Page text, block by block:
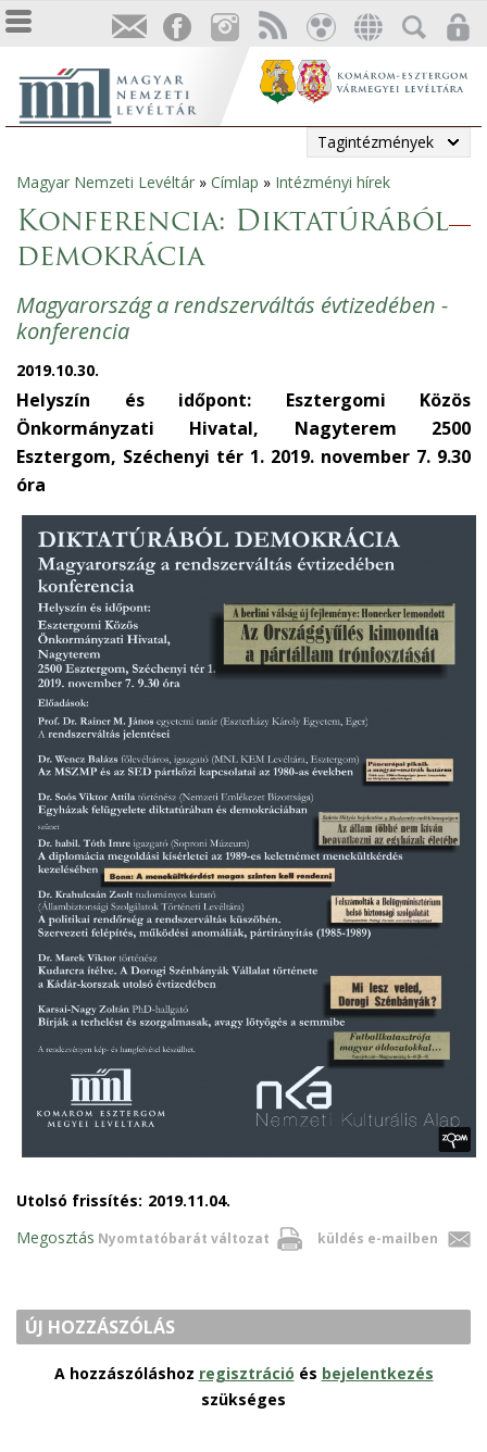
Tagintézmények
Jelenlegi
hely
Magyar Nemzeti Levéltár » Címlap » Intézményi hírek
Konferencia: Diktatúrából
demokrácia
Magyarország a rendszerváltás évtizedében -
konferencia
2019.10.30.
Helyszín és időpont: Esztergomi Közös
Önkormányzati Hivatal, Nagyterem 2500
Esztergom, Széchenyi tér 1. 2019. november 7. 9.30
óra
Utolsó frissítés: 2019.11.04.
Nyomtatóbarát változat küldés e-mailben
Megosztás
ÚJ HOZZÁSZÓLÁS
A hozzászóláshoz regisztráció és bejelentkezés
szükséges